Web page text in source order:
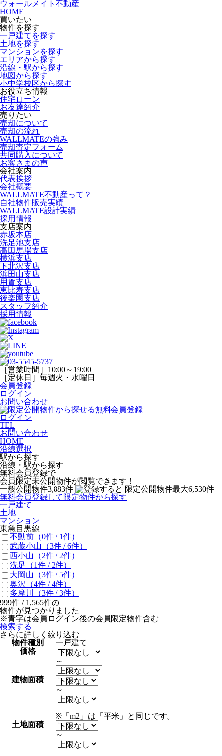
ウォールメイト不動産
HOME
買いたい
物件を探す
一戸建てを探す
土地を探す
マンションを探す
エリアから探す
沿線・駅から探す
地図から探す
小中学校区から探す
お役立ち情報
住宅ローン
お友達紹介
売りたい
売却について
売却の流れ
WALLMATEの強み
売却査定フォーム
共同購入について
お客さまの声
会社案内
代表挨拶
会社概要
WALLMATE不動産って？
自社物件販売実績
WALLMATE設計実績
採用情報
支店案内
赤坂本店
洗足池支店
高田馬場支店
横浜支店
下北沢支店
浜田山支店
用賀支店
恵比寿支店
後楽園支店
スタッフ紹介
採用情報
［営業時間］10:00～19:00
［定休日］毎週火・水曜日
会員登録
ログイン
お問い合わせ
ログイン
TEL
お問い合わせ
HOME
沿線選択
駅から探す
沿線・駅から探す
無料会員登録で
会員限定未公開物件が閲覧できます！
一般公開物件3,883件 限定公開物件最大6,530件
無料会員登録して限定物件から探す
一戸建て
土地
マンション
東急目黒線
不動前 （0件 / 1件）
武蔵小山 （3件 /6件）
西小山 （2件 / 2件）
洗足
（1件 / 2件）
大岡山 （3件 / 5件）
奥沢
（4件 /4件）
多摩川
（3件 /3件）
999件 / 1,565件の
物件が見つかりました
※青字は会員ログイン後の会員限定物件含む
検索する
さらに詳しく絞り込む
物件種別
一戸建て
価格
～
建物面積
～
※「m2」は「平米」と同じです。
土地面積
～